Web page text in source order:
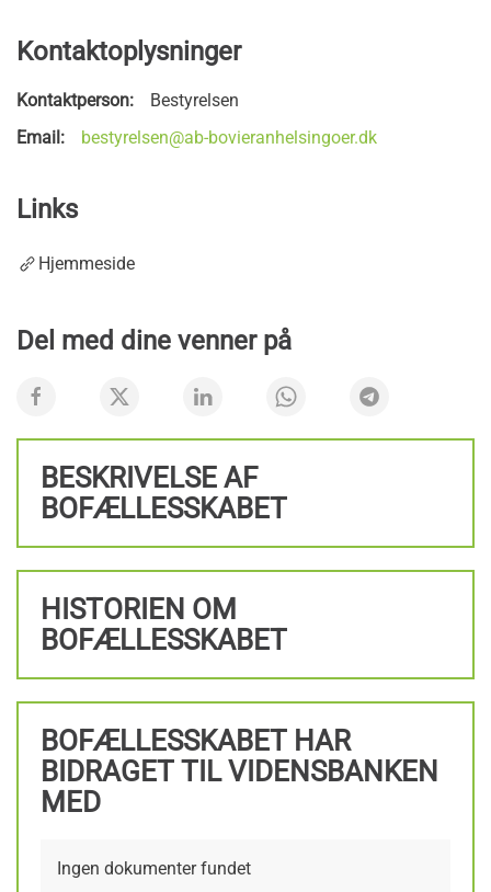
Kontaktoplysninger
Kontaktperson:
Bestyrelsen
Email:
bestyrelsen@ab-bovieranhelsingoer.dk
Links
Hjemmeside
Del med dine venner på
BESKRIVELSE AF
BOFÆLLESSKABET
HISTORIEN OM
BOFÆLLESSKABET
BOFÆLLESSKABET HAR
BIDRAGET TIL VIDENSBANKEN
MED
Ingen dokumenter fundet